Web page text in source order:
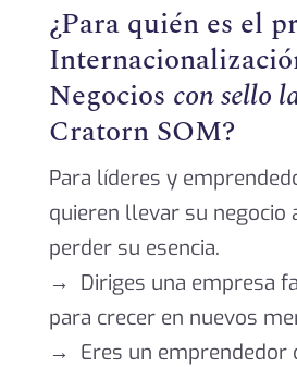
¿Para quién es el
Negocios con sello
Cratorn SOM?
Para líderes y
quieren llevar su negocio
perder su esencia.
→ Diriges una empresa
para crecer en nuevos
→ Eres un emprendedor